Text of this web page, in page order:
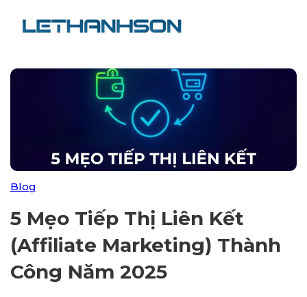
Blog
5 Mẹo Tiếp Thị Liên Kết
(Affiliate Marketing) Thành
Công Năm 2025